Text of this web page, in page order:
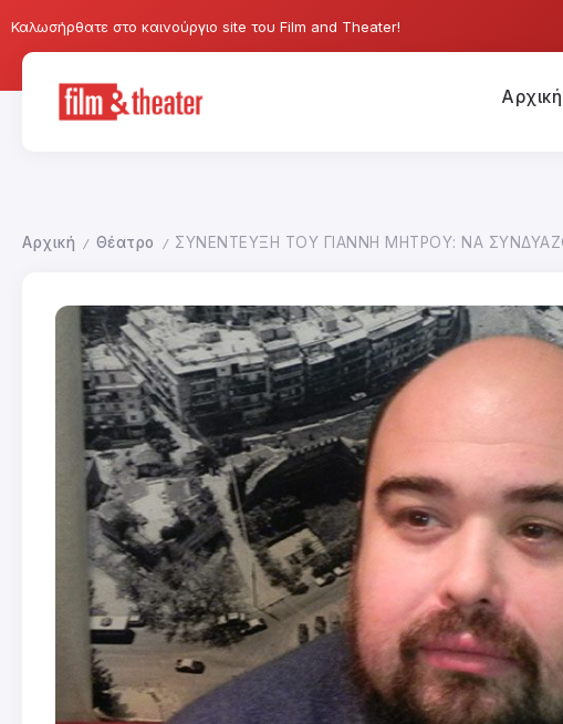
Καλωσήρθατε στο καινούργιο site του Film and Theater!
Αρχική
Αρχική / Θέατρο / ΣΥΝΕΝΤΕΥΞΗ ΤΟΥ ΓΙΑΝΝΗ ΜΗΤΡΟΥ: ΝΑ